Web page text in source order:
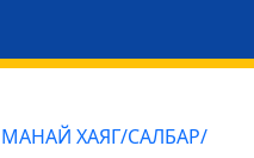
МАНАЙ ХАЯГ/САЛБАР/